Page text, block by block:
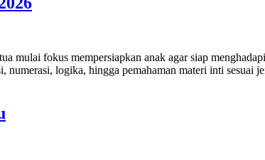
mulai fokus mempersiapkan anak agar siap
logika, hingga pemahaman materi inti